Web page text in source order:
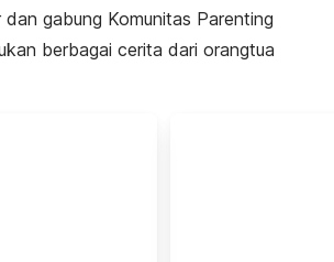
gabung Komunitas Parenting
berbagai cerita dari orangtua